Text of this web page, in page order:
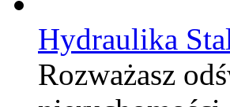
Hydraulika
Rozważasz